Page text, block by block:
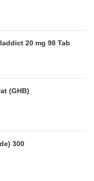
20 mg 98 Tab
(GHB)
300